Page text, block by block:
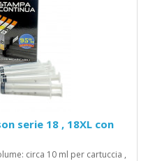
serie 18 , 18XL con
circa 10 ml per cartuccia ,